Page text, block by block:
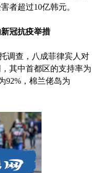
者超过10亿韩元。
冠抗疫举措
调查，八成菲律宾人对
其中首都区的支持率为
92%，棉兰佬岛为